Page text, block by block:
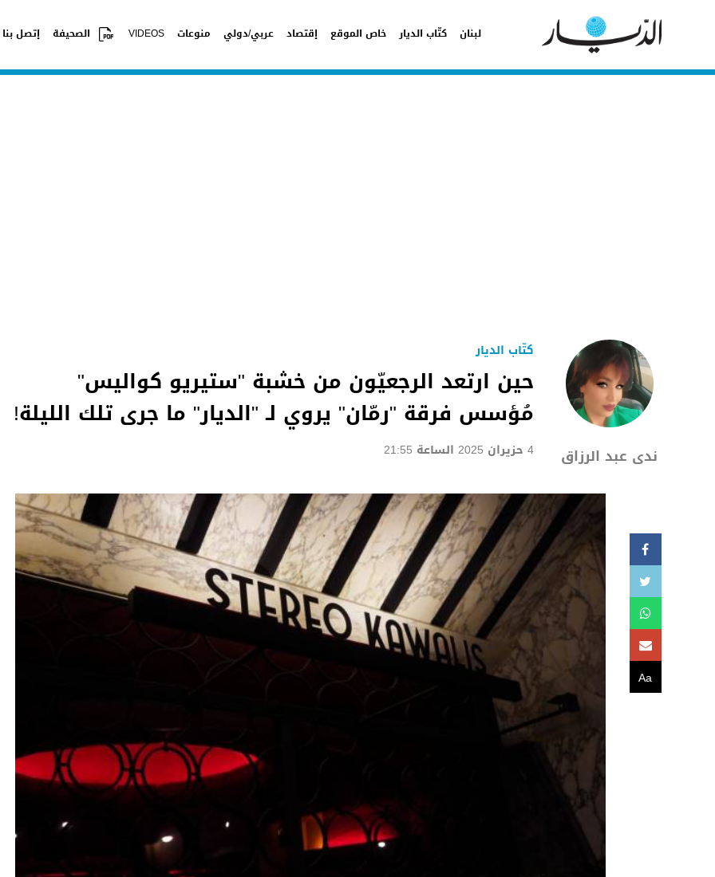
لبنان كتّاب الديار خاص الموقع إقتصاد عربي/دولي منوعات VIDEOS الصحيفة إتصل بنا
ندى عبد الرزاق
كتّاب الديار
حين ارتعد الرجعيّون من خشبة "ستيريو كواليس"
مُؤسس فرقة "رمّان" يروي لـ "الديار" ما جرى تلك الليلة!
4 حزيران 2025 الساعة 21:55
Aa